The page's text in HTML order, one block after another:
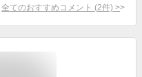
全てのおすすめコメント (2件) >